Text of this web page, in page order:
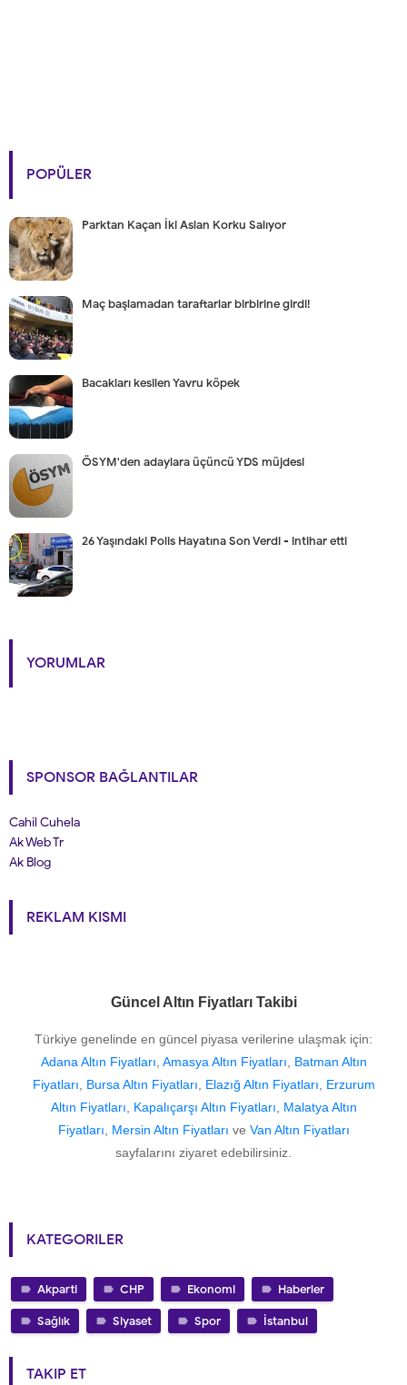
POPÜLER
Parktan Kaçan İki Aslan Korku Salıyor
Maç başlamadan taraftarlar birbirine girdi!
Bacakları kesilen Yavru köpek
ÖSYM'den adaylara üçüncü YDS müjdesi
26 Yaşındaki Polis Hayatına Son Verdi - intihar etti
YORUMLAR
SPONSOR BAĞLANTILAR
Cahil Cuhela
Ak Web Tr
Ak Blog
REKLAM KISMI
Güncel Altın Fiyatları Takibi
Türkiye genelinde en güncel piyasa verilerine ulaşmak için:
Adana Altın Fiyatları, Amasya Altın Fiyatları, Batman Altın
Fiyatları, Bursa Altın Fiyatları, Elazığ Altın Fiyatları, Erzurum
Altın Fiyatları, Kapalıçarşı Altın Fiyatları, Malatya Altın
Fiyatları, Mersin Altın Fiyatları ve Van Altın Fiyatları
sayfalarını ziyaret edebilirsiniz.
KATEGORILER
Akparti CHP Ekonomi Haberler
Sağlık Siyaset Spor İstanbul
TAKIP ET